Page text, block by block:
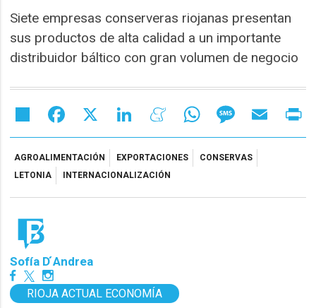
Siete empresas conserveras riojanas presentan
sus productos de alta calidad a un importante
distribuidor báltico con gran volumen de negocio
Share Facebook LinkedIn MeneameWhatsAppMessageEmail
AGROALIMENTACIÓN EXPORTACIONES
CONSERVAS
LETONIA
INTERNACIONALIZACIÓN
Sofía D ́Andrea
RIOJA ACTUAL ECONOMÍA